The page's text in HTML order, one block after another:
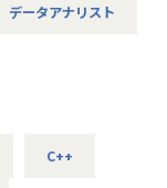
整備など）を自
スコープを広
、成果重視で
ック・メンタ
データアナリスト
C++